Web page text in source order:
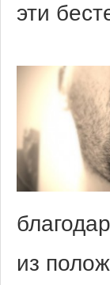
эти
из